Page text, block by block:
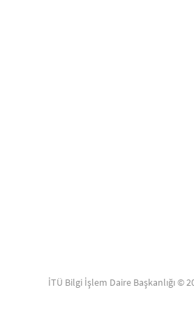
İTÜ Bilgi İşlem Daire Başkanlığı ©